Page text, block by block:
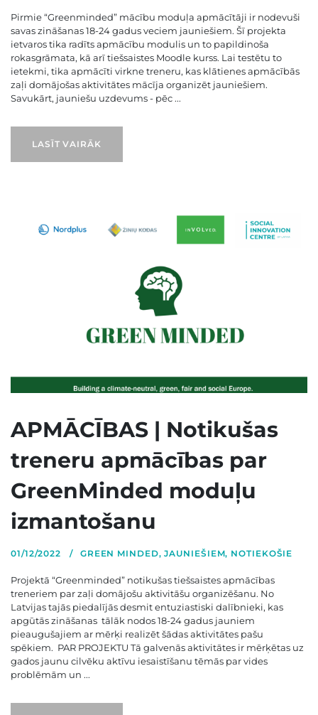
Pirmie “Greenminded” mācību moduļa apmācītāji ir nodevuši
savas zināšanas 18-24 gadus veciem jauniešiem. Šī projekta
ietvaros tika radīts apmācību modulis un to papildinoša
rokasgrāmata, kā arī tiešsaistes Moodle kurss. Lai testētu to
ietekmi, tika apmācīti virkne treneru, kas klātienes apmācībās
zaļi domājošas aktivitātes mācīja organizēt jauniešiem.
Savukārt, jauniešu uzdevums - pēc ...
LASĪT VAIRĀK
APMĀCĪBAS | Notikušas
treneru apmācības par
GreenMinded moduļu
izmantošanu
01/12/2022 GREEN MINDED,JAUNIEŠIEM, NOTIEKOŠIE
Projektā “Greenminded” notikušas tiešsaistes apmācības
treneriem par zaļi domājošu aktivitāšu organizēšanu. No
Latvijas tajās piedalījās desmit entuziastiski dalībnieki, kas
apgūtās zināšanas tālāk nodos 18-24 gadus jauniem
pieaugušajiem ar mērķi realizēt šādas aktivitātes pašu
spēkiem. PAR PROJEKTU Tā galvenās aktivitātes ir mērķētas uz
gados jaunu cilvēku aktīvu iesaistīšanu tēmās par vides
problēmām un ...